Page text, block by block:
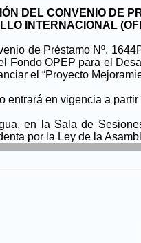
DEL CONVENIO DE
INTERNACIONAL
de Préstamo Nº.
Fondo OPEP para el
el “Proyecto
entrará en vigencia a
en la Sala de
por la Ley de la